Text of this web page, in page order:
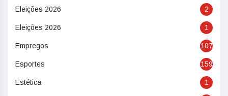
Eleições 2026 2
Eleições 2026 1
Empregos 107
Esportes 159
Estética 1